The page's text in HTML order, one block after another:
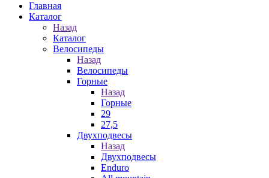
Главная
Каталог
Назад
Каталог
Велосипеды
Назад
Велосипеды
Горные
Назад
Горные
29
27,5
Двухподвесы
Назад
Двухподвесы
Enduro